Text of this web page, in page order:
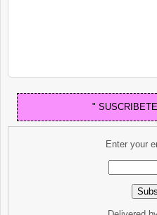
"
Enter your